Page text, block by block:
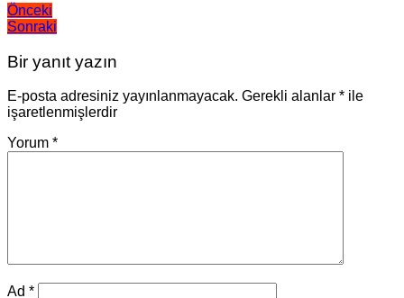
Yazı
gezinmesi
Önceki
Sonraki
Bir yanıt yazın
E-posta adresiniz yayınlanmayacak. Gerekli alanlar * ile
işaretlenmişlerdir
Yorum *
Ad *